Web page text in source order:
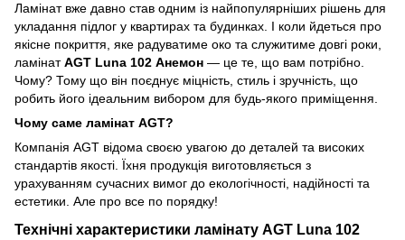
Ламінат вже давно став одним із найпопулярніших рішень для
укладання підлог у квартирах та будинках. І коли йдеться про
якісне покриття, яке радуватиме око та служитиме довгі роки,
ламінатAGT Luna 102 Анемон — це те, що вам потрібно.
Чому? Тому що він поєднує міцність, стиль і зручність, що
робить його ідеальним вибором для будь-якого приміщення.
Чому саме ламінат AGT?
Компанія AGT відома своєю увагою до деталей та високих
стандартів якості. Їхня продукція виготовляється з
урахуванням сучасних вимог до екологічності, надійності та
естетики. Але про все по порядку!
Технічні характеристики ламінату AGT Luna 102